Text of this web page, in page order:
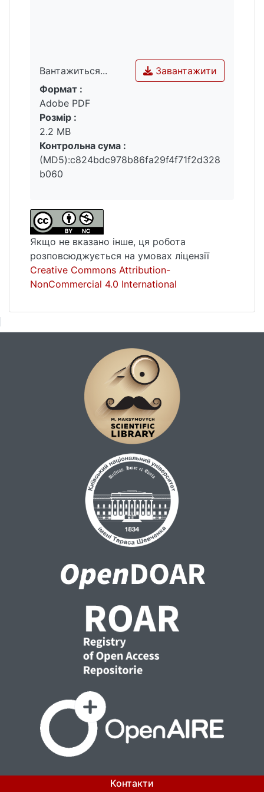
Вантажиться...
Вантажиться...
Завантажити
Формат :
Adobe PDF
Розмір :
2.2 MB
Контрольна сума :
(MD5):c824bdc978b86fa29f4f71f2d328
b060
Якщо не вказано інше, ця робота
розповсюджується на умовах ліцензії
Creative Commons Attribution-
NonCommercial 4.0 International
Контакти